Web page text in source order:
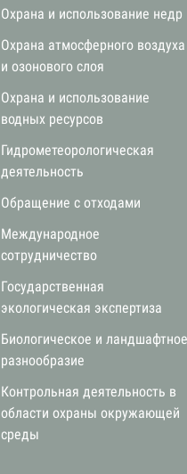
Охрана и использование недр
Охрана атмосферного воздуха
и озонового слоя
Охрана и использование
водных ресурсов
Гидрометеорологическая
деятельность
Обращение с отходами
Международное
сотрудничество
Государственная
экологическая экспертиза
Биологическое и ландшафтное
разнообразие
Контрольная деятельность в
области охраны окружающей
среды